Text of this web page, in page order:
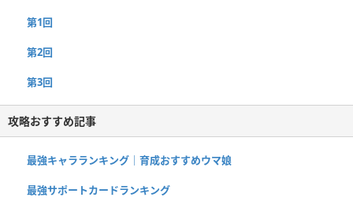
第1回
第2回
第3回
攻略おすすめ記事
最強キャラランキング｜育成おすすめウマ娘
最強サポートカードランキング